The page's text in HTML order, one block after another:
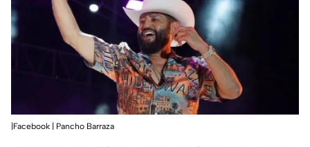
|Facebook | Pancho Barraza